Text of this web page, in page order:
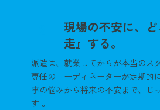
現場の不安に、
走』する。
派遣は、就業してからが本当のス
専任のコーディネーターが定期的
事の悩みから将来の不安まで、じ
す 。